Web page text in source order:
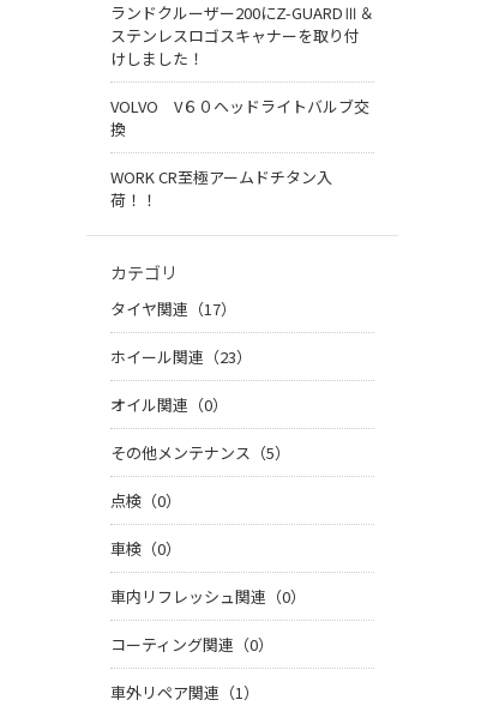
ランドクルーザー200にZ-GUARDⅢ＆
ステンレスロゴスキャナーを取り付
けしました！
VOLVO V６０ヘッドライトバルブ交
換
WORK CR至極アームドチタン入
荷！！
カテゴリ
タイヤ関連（17）
ホイール関連（23）
オイル関連（0）
その他メンテナンス（5）
点検（0）
車検（0）
車内リフレッシュ関連（0）
コーティング関連（0）
車外リペア関連（1）